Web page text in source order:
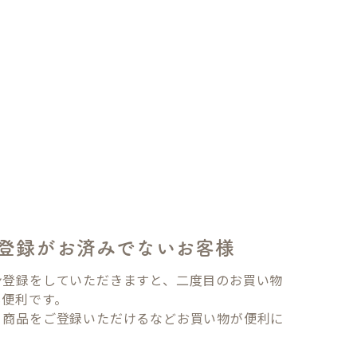
録がお済みでないお客様
録をしていただきますと、二度目のお買い物
利です。
品をご登録いただけるなどお買い物が便利に